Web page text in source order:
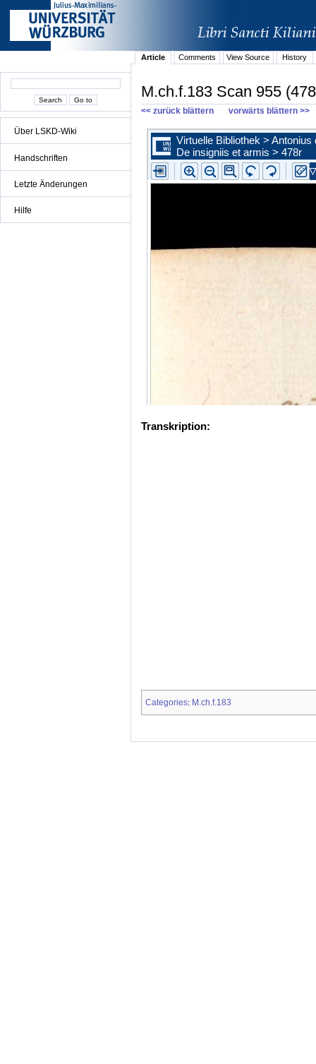
Über LSKD-Wiki
Handschriften
Letzte Änderungen
Hilfe
Article Comments View Source History
M.ch.f.183 Scan 955
<< zurück blättern vorwärts blättern >>
Transkription:
Categories: M.ch.f.183